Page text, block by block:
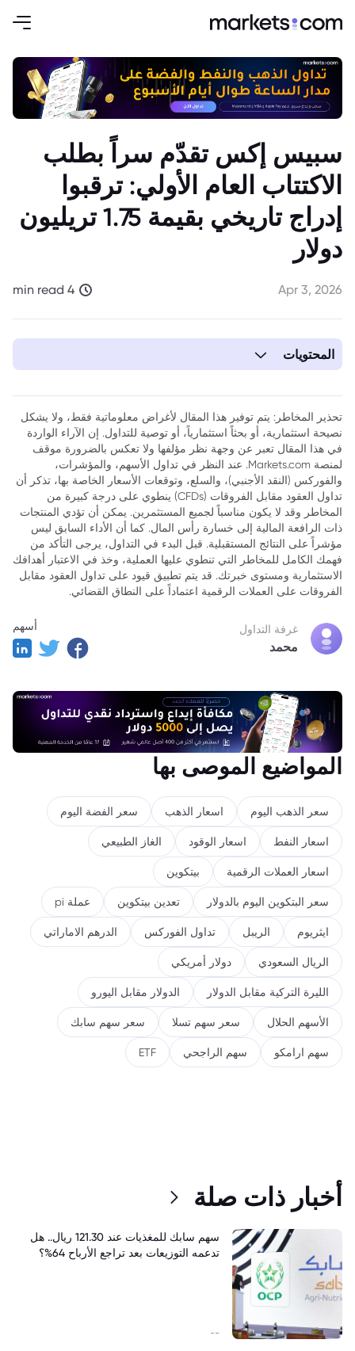
سبيس إكس تقدّم سراً بطلب
الاكتتاب العام الأولي: ترقبوا
إدراج تاريخي بقيمة 1.75 تريليون
دولار
Apr 3, 2026
4 min read
المحتويات
لمستقبل استثنائي
تحذير المخاطر: يتم توفير هذا المقال لأغراض معلوماتية فقط، ولا يشكل
نصيحة استثمارية، أو بحثاً استثمارياً، أو توصية للتداول. إن الآراء الواردة
في هذا المقال تعبر عن وجهة نظر مؤلفها ولا تعكس بالضرورة موقف
لمنصة Markets.com. عند النظر في تداول الأسهم، والمؤشرات،
والفوركس (النقد الأجنبي)، والسلع، وتوقعات الأسعار الخاصة بها، تذكر أن
تداول العقود مقابل الفروقات (CFDs) ينطوي على درجة كبيرة من
المخاطر وقد لا يكون مناسباً لجميع المستثمرين. يمكن أن تؤدي المنتجات
ذات الرافعة المالية إلى خسارة رأس المال. كما أن الأداء السابق ليس
مؤشراً على النتائج المستقبلية. قبل البدء في التداول، يرجى التأكد من
فهمك الكامل للمخاطر التي تنطوي عليها العملية، وخذ في الاعتبار أهدافك
الاستثمارية ومستوى خبرتك. قد يتم تطبيق قيود على تداول العقود مقابل
الفروقات على العملات الرقمية اعتماداً على النطاق القضائي.
غرفة التداول
محمد
أسهم
المواضيع الموصى بها
سعر الذهب اليوم اسعار الذهب سعر الفضة اليوم
اسعار النفط اسعار الوقود الغاز الطبيعي
اسعار العملات الرقمية بيتكوين
سعر البتكوين اليوم بالدولار تعدين بيتكوين عملة pi
ايثريوم الريبل تداول الفوركس الدرهم الاماراتي
الريال السعودي دولار أمريكي
الليرة التركية مقابل الدولار الدولار مقابل اليورو
الأسهم الحلال سعر سهم تسلا سعر سهم سابك
سهم ارامكو سهم الراجحي ETF
أخبار ذات صلة
سهم سابك للمغذيات عند 121.30 ريال.. هل
تدعمه التوزيعات بعد تراجع الأرباح 64%؟
--